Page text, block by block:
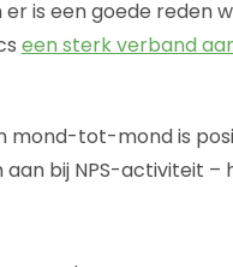
is een goede reden
een sterk verband
mond-tot-mond is
bij NPS-activiteit –